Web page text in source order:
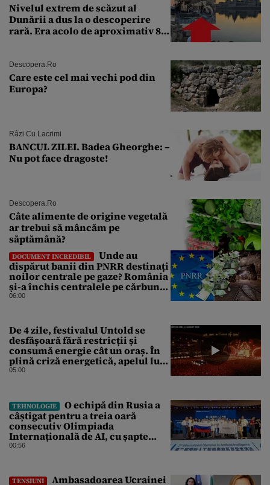
Nivelul extrem de scăzut al
Dunării a dus la o descoperire
rară. Era acolo de aproximativ 80
Descopera.ro
Care este cel mai vechi pod din
Europa?
Râzi Cu Lacrimi
BANCUL ZILEI. Badea Gheorghe: –
Nu pot face dragoste!
Descopera.ro
Câte alimente de origine vegetală
ar trebui să mâncăm pe
săptămână?
DOCUMENT INCREDIBIL
Unde au
dispărut banii din PNRR destinați
noilor centrale pe gaze? România
și-a închis centralele pe cărbune
în ritm galopant, dar nu a pus
06:00
De 4 zile, festivalul Untold se
desfășoară fără restricții și
consumă energie cât un oraș. În
plină criză energetică, apelul lui
Bolojan de economisire a
partid, Emil Boc
05:00
TEHNOLOGIE
O echipă din Rusia a
câștigat pentru a treia oară
consecutiv Olimpiada
Internațională de AI, cu șapte
medalii din aur și una de bronz
00:56
TENSIUNI
Ambasadoarea Ucrainei